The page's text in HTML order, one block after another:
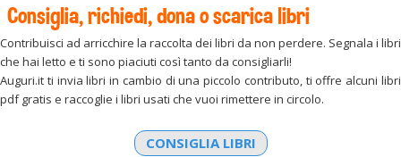
Consiglia, richiedi, dona o scarica libri
Contribuisci ad arricchire la raccolta dei libri da non perdere. Segnala i libri
che hai letto e ti sono piaciuti così tanto da consigliarli!
Auguri.it ti invia libri in cambio di una piccolo contributo, ti offre alcuni libri
pdf gratis e raccoglie i libri usati che vuoi rimettere in circolo.
CONSIGLIA LIBRI